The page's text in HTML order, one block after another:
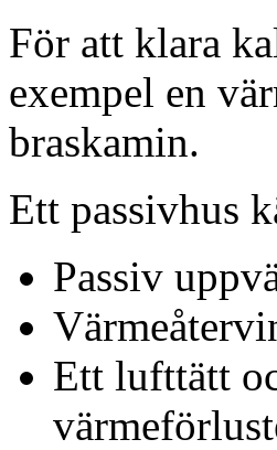
För att klara
exempel en
braskamin.
Ett passivhus
Passiv
Ett lufttätt